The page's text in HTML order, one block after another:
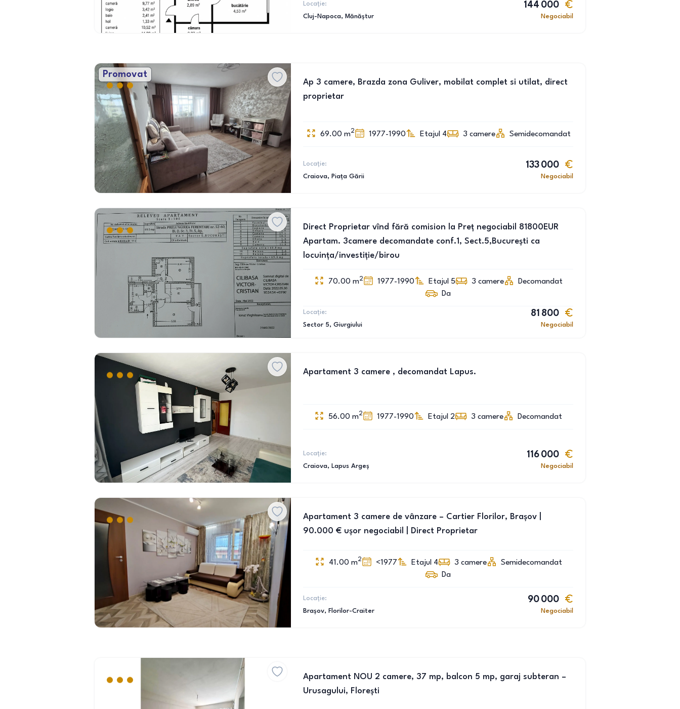
Locație:
Cluj-Napoca, Mănăștur
144 000
Negociabil
Promovat
Ap 3 camere, Brazda zona Guliver, mobilat complet si utilat, direct
proprietar
69.00 m2 1977-1990 Etajul 4 3 camere Semidecomandat
Locație:
Craiova, Piața Gării
133 000
Negociabil
Direct Proprietar vînd fără comision la Preț negociabil 81800EUR
Apartam. 3camere decomandate conf.1, Sect.5,București ca
locuința/investiție/birou
70.00 m2 1977-1990 Etajul 5 3 camere
Decomandat
Da
Locație:
Sector 5, Giurgiului
81 800
Negociabil
Apartament 3 camere , decomandat Lapus.
56.00 m2 1977-1990 Etajul 2 3 camere Decomandat
Locație:
Craiova, Lapus Argeș
116 000
Negociabil
Apartament 3 camere de vânzare – Cartier Florilor, Brașov |
90.000 € ușor negociabil | Direct Proprietar
41.00 m2 <1977 Etajul 4 3 camere
Semidecomandat
Da
Locație:
Brașov, Florilor-Craiter
90 000
Negociabil
Apartament NOU 2 camere, 37 mp, balcon 5 mp, garaj subteran –
Urusagului, Florești